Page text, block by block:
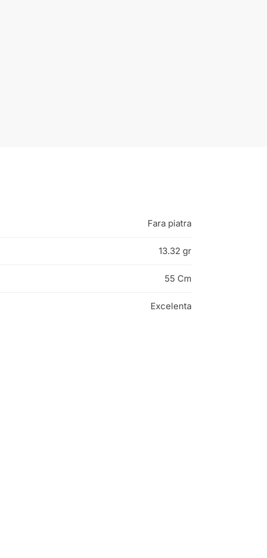
Fara piatra
13.32 gr
55 Cm
Excelenta